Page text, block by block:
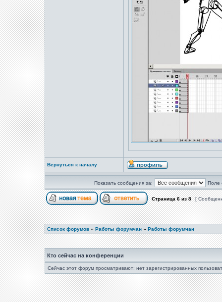
Вернуться к началу
Показать сообщения за: Поле
Страница6из8 [
Список форумов » Работы форумчан » Работы форумчан
Кто сейчас на конференции
Сейчас этот форум просматривают: нет зарегистрированных